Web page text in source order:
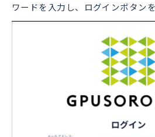
ワードを入力し、ログインボタン